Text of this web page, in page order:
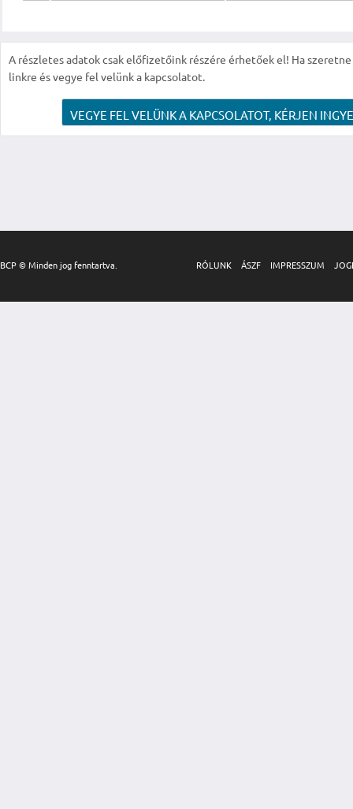
A részletes adatok csak előfizetőink részére érhetőek el! Ha
linkre és vegye fel velünk a kapcsolatot.
VEGYE FEL VELÜNK A KAPCSOLATOT, KÉRJEN
BCP © Minden jog fenntartva. RÓLUNK ÁSZF IMPRESSZUM